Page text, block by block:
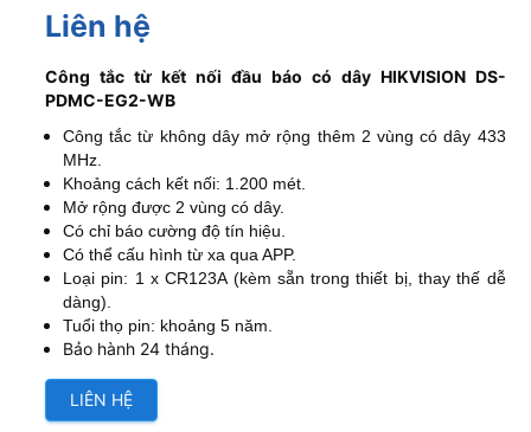
Liên hệ
Công tắc từ kết nối đầu báo có dây HIKVISION DS-
PDMC-EG2-WB
Công tắc từ không dây mở rộng thêm 2 vùng có dây 433
MHz.
Khoảng cách kết nối: 1.200 mét.
Mở rộng được 2 vùng có dây.
Có chỉ báo cường độ tín hiệu.
Có thể cấu hình từ xa qua APP.
Loại pin: 1 x CR123A (kèm sẵn trong thiết bị, thay thế dễ
dàng).
Tuổi thọ pin: khoảng 5 năm.
Bảo hành 24 tháng.
LIÊN HỆ